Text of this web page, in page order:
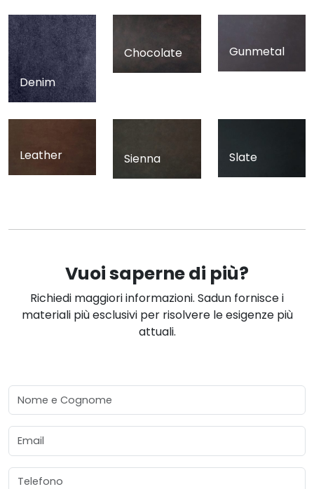
Denim
Chocolate Gunmetal
Leather Sienna Slate
Vuoi saperne di più?
Richiedi maggiori informazioni. Sadun fornisce i
materiali più esclusivi per risolvere le esigenze più
attuali.
Nome e Cognome
Email
Telefono